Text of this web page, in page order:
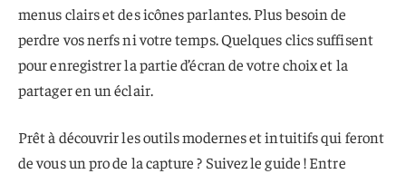
menus clairs et des icônes parlantes. Plus besoin de
perdre vos nerfs ni votre temps. Quelques clics suffisent
pour enregistrer la partie d’écran de votre choix et la
partager en un éclair.
Prêt à découvrir les outils modernes et intuitifs qui feront
de vous un pro de la capture ? Suivez le guide ! Entre